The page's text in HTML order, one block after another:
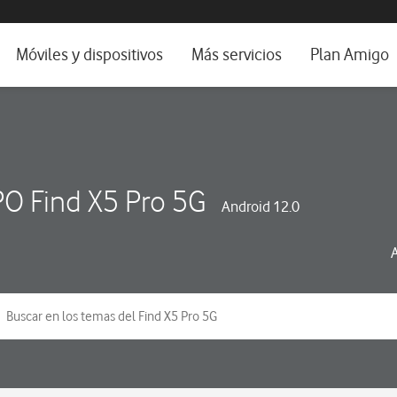
e idioma
Móviles y dispositivos Más servicios Plan Amigo
Find X5 Pro 5G Android 12.0